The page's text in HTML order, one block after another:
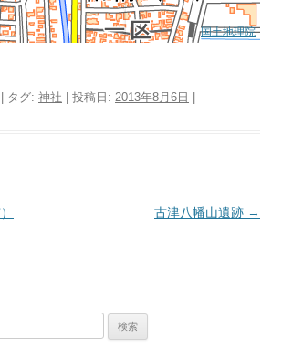
国土地理院
| タグ: 神社 | 投稿日: 2013年8月6日
古津八幡山遺跡 →